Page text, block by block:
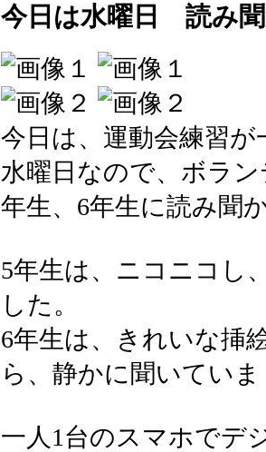
今日は水曜日 読み
今日は、運動会練習
水曜日なので、ボラ
年生、6年生に読み聞
5年生は、ニコニコし
した。
6年生は、きれいな挿
ら、静かに聞いてい
一人1台のスマホでデ